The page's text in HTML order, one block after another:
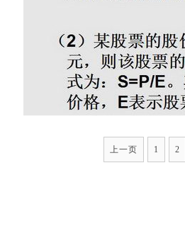
上一页 1 2